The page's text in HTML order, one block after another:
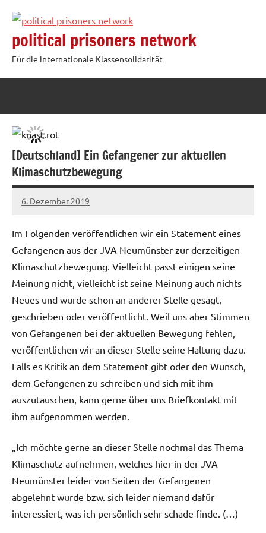
Inhalt
springen
political prisoners network
Für die internationale Klassensolidarität
[Deutschland] Ein Gefangener zur aktuellen
Klimaschutzbewegung
6. Dezember 2019
admin
Im Folgenden veröffentlichen wir ein Statement eines
Gefangenen aus der JVA Neumünster zur derzeitigen
Klimaschutzbewegung. Vielleicht passt einigen seine
Meinung nicht, vielleicht ist seine Meinung auch nichts
Neues und wurde schon an anderer Stelle gesagt,
geschrieben oder veröffentlicht. Weil uns aber Stimmen
von Gefangenen bei der aktuellen Bewegung fehlen,
veröffentlichen wir an dieser Stelle seine Haltung dazu.
Falls es Kritik an dem Statement gibt oder den Wunsch,
dem Gefangenen zu schreiben und sich mit ihm
auszutauschen, kann gerne über uns Briefkontakt mit
ihm aufgenommen werden.
„Ich möchte gerne an dieser Stelle nochmal das Thema
Klimaschutz aufnehmen, welches hier in der JVA
Neumünster leider von Seiten der Gefangenen
abgelehnt wurde bzw. sich leider niemand dafür
interessiert, was ich persönlich sehr schade finde. (…)